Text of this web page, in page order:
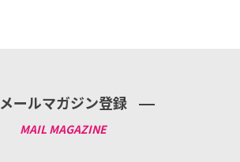
メールマガジン登録